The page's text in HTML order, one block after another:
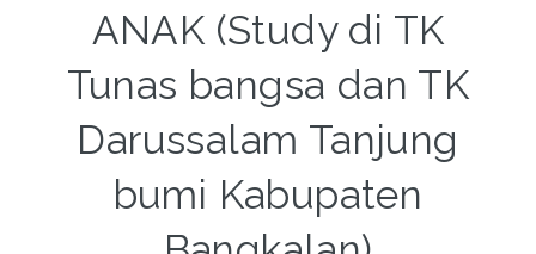
ANAK (Study di TK
Tunas bangsa dan TK
Darussalam Tanjung
bumi Kabupaten